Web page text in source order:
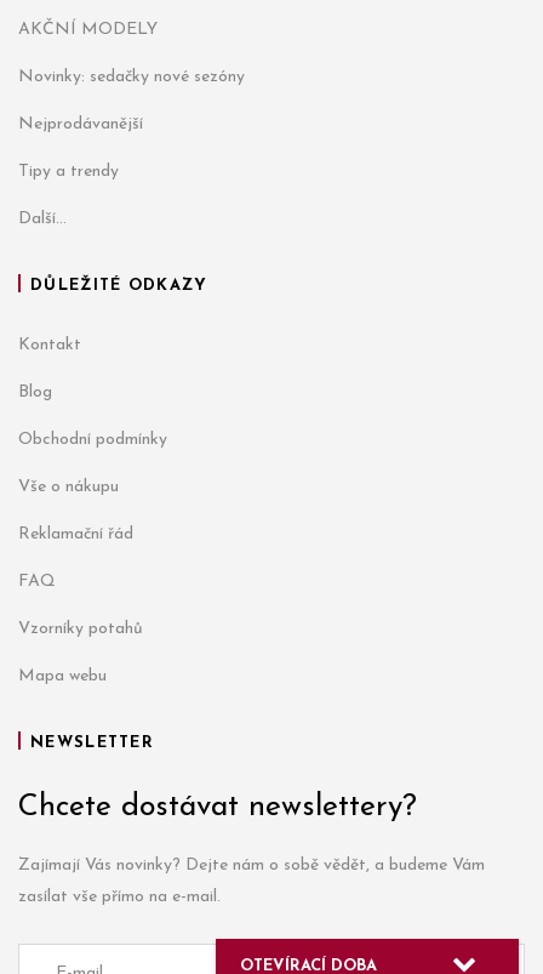
AKČNÍ MODELY
Novinky: sedačky nové sezóny
Nejprodávanější
Tipy a trendy
Další...
DŮLEŽITÉ ODKAZY
Kontakt
Blog
Obchodní podmínky
Vše o nákupu
Reklamační řád
FAQ
Vzorníky potahů
Mapa webu
NEWSLETTER
Chcete dostávat newslettery?
Zajímají Vás novinky? Dejte nám o sobě vědět, a budeme Vám
zasílat vše přímo na e-mail.
OTEVÍRACÍ DOBA